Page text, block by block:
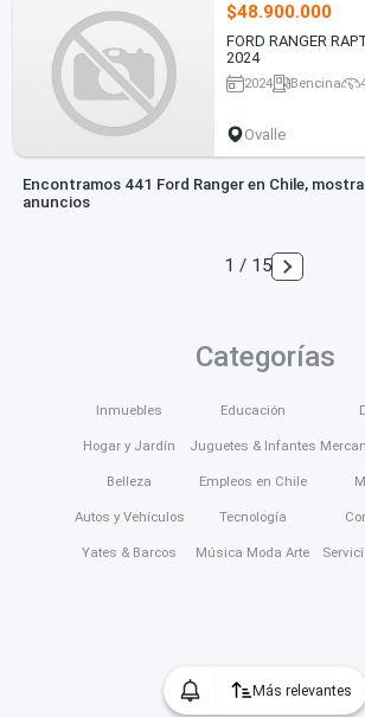
Más relevantes
$48.900.000
FORD RANGER
2024
2024 Bencina
Ovalle
Encontramos 441 Ford Ranger en Chile,
anuncios
1 / 15
Categorías
Inmuebles
Hogar y Jardín
Belleza
Autos y Vehículos
Yates & Barcos
Educación
Juguetes & Infantes
Empleos en Chile
Tecnología
Música Moda Arte